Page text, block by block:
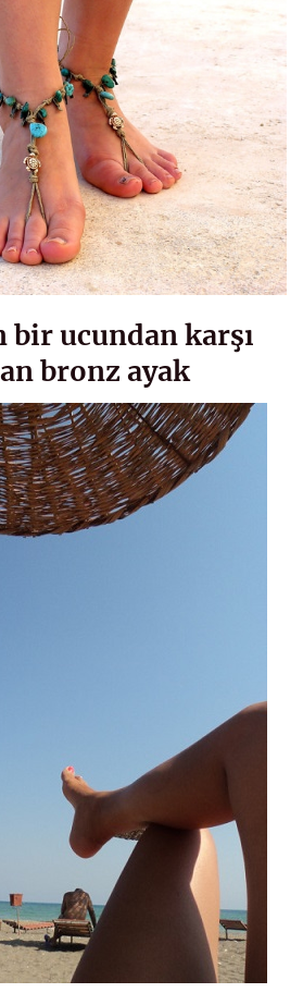
bir ucundan karşı
bronz ayak